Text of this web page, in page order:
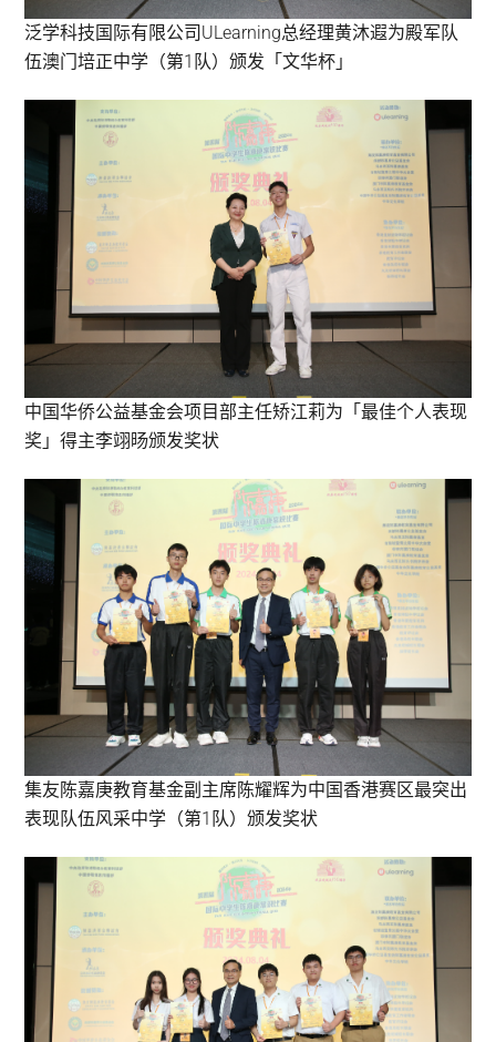
泛学科技国际有限公司ULearning总经理黄沐遐为殿军队
伍澳门培正中学（第1队）颁发「文华杯」
中国华侨公益基金会项目部主任矫江莉为「最佳个人表现
奖」得主李翊旸颁发奖状
集友陈嘉庚教育基金副主席陈耀辉为中国香港赛区最突出
表现队伍风采中学（第1队）颁发奖状